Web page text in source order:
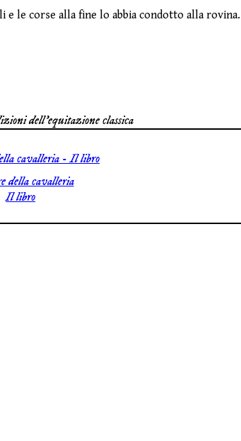
e le corse alla fine lo abbia condotto alla
dell'equitazione classica
della cavalleria
Il libro